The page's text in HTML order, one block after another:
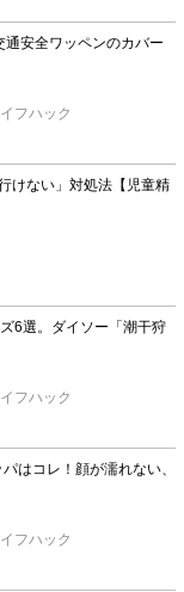
安全ワッペンのカバー
フハック
けない」対処法【児童精
6選。ダイソー「潮干狩
フハック
はコレ！顔が濡れない、
フハック